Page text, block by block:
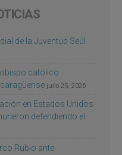
de la Juventud Seúl
católico
julio 25, 2026
en Estados Unidos
defendiendo el
Rubio ante